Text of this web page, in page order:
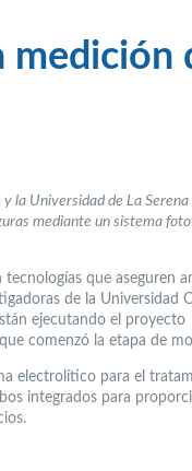
medición
la Universidad de La Serena
mediante un sistema
que aseguren
de la Universidad
ejecutando el proyecto
comenzó la etapa de
electrolítico para el
integrados para